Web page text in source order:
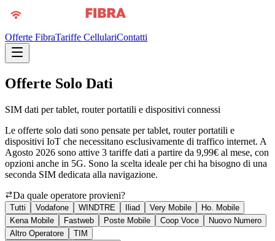
Offerte FibraTariffe CellulariContatti
Offerte Solo Dati
SIM dati per tablet, router portatili e dispositivi connessi
Le offerte solo dati sono pensate per tablet, router portatili e
dispositivi IoT che necessitano esclusivamente di traffico internet. A
Agosto 2026 sono attive 3 tariffe dati a partire da 9,99€ al mese, con
opzioni anche in 5G. Sono la scelta ideale per chi ha bisogno di una
seconda SIM dedicata alla navigazione.
Da quale operatore provieni?
Tutti Vodafone WINDTRE Iliad Very Mobile
Ho. Mobile
Kena Mobile
Fastweb Poste Mobile Coop Voce
Nuovo Numero
Altro Operatore
TIM